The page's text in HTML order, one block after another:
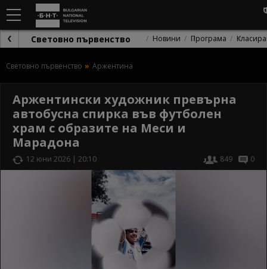
Световно първенство Новини Програма
Световно първенство Аржентина
Аржентински художник превърна
автобусна спирка във футболен
храм с образите на Меси и
Марадона
12 юни 2026 | 20:10 849 0